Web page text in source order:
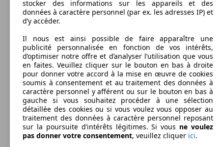
stocker des informations sur les appareils et des
données à caractère personnel (par ex. les adresses IP) et
d’y accéder.
Il nous est ainsi possible de faire apparaître une
publicité personnalisée en fonction de vos intérêts,
d’optimiser notre offre et d’analyser l’utilisation que vous
en faites. Veuillez cliquer sur le bouton en bas à droite
pour donner votre accord à la mise en œuvre de cookies
soumis à consentement et au traitement des données à
caractère personnel y afférent ou sur le bouton en bas à
gauche si vous souhaitez procéder à une sélection
détaillée des cookies ou si vous voulez vous opposer au
traitement des données à caractère personnel reposant
sur la poursuite d’intérêts légitimes. Si vous ne voulez
pas donner votre consentement, veuillez cliquer ici.